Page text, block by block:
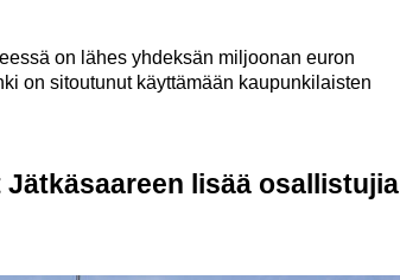
on lähes yhdeksän miljoonan euron
on sitoutunut käyttämään kaupunkilaisten
lisää osallistujia